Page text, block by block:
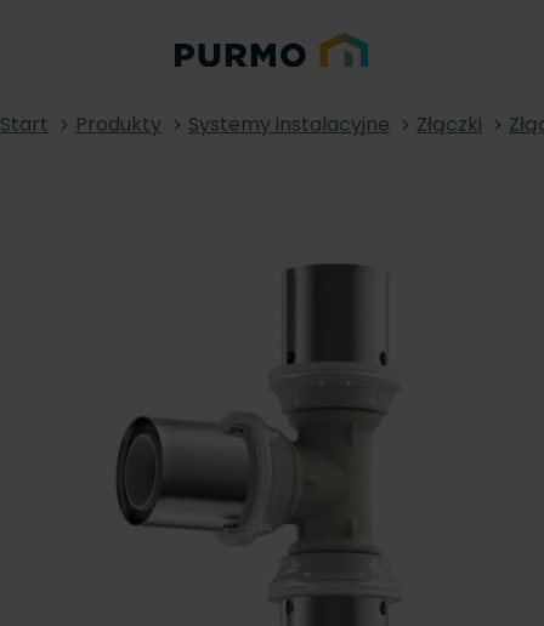
Start Produkty Systemy instalacyjne Złączki